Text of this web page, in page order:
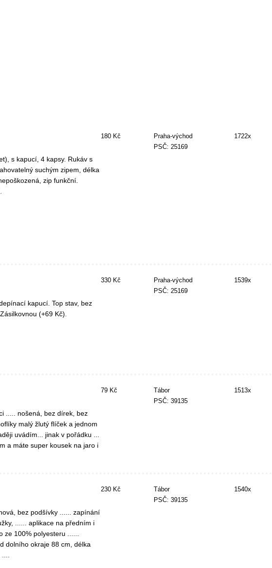
s kapucí, 4 kapsy. Rukáv s
suchým zipem, délka
zip funkční.
180 Kč
Praha-východ
PSČ: 25169
1722x
kapucí. Top stav, bez
(+69 Kč).
330 Kč
Praha-východ
PSČ: 25169
1539x
..... nošená, bez dírek, bez
malý žlutý flíček a jednom
uvádím... jinak v pořádku ...
a máte super kousek na jaro i
79 Kč
Tábor
PSČ: 39135
1513x
bez podšívky ...... zapínání
...... aplikace na předním i
100% polyesteru ......
dolního okraje 88 cm, délka
230 Kč
Tábor
PSČ: 39135
1540x